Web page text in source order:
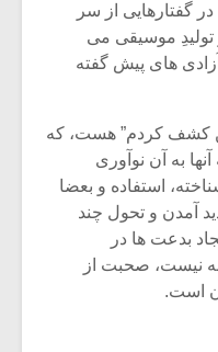
در گفتارهایی از سر
تولیدِ موسیقی می
های پیش گفته
کشف کردم” هست، که
به آن نوآوری
استفاده و بعضا
آمدن و تحول چند
بدعت ها در
نیست، صحبت از
است.